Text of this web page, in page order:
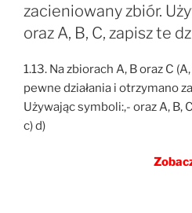
zacieniowany zbiór.
oraz A, B, C, zapisz te
1.13. Na zbiorach A, B oraz C
pewne działania i otrzymano
Używając symboli:,- oraz A, B,
c) d)